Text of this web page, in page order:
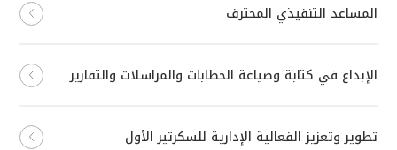
المساعد التنفيذي المحترف
الإبداع في كتابة وصياغة الخطابات والمراسلات والتقارير
تطوير وتعزيز الفعالية الإدارية للسكرتير الأول